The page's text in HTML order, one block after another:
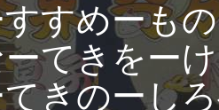
すめーも
ーてきをー
きのーし